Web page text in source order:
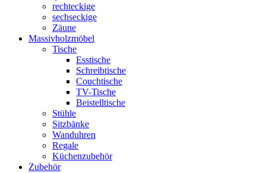
rechteckige
sechseckige
Zäune
Massivholzmöbel
Tische
Esstische
Schreibtische
Couchtische
TV-Tische
Beistelltische
Stühle
Sitzbänke
Wanduhren
Regale
Küchenzubehör
Zubehör